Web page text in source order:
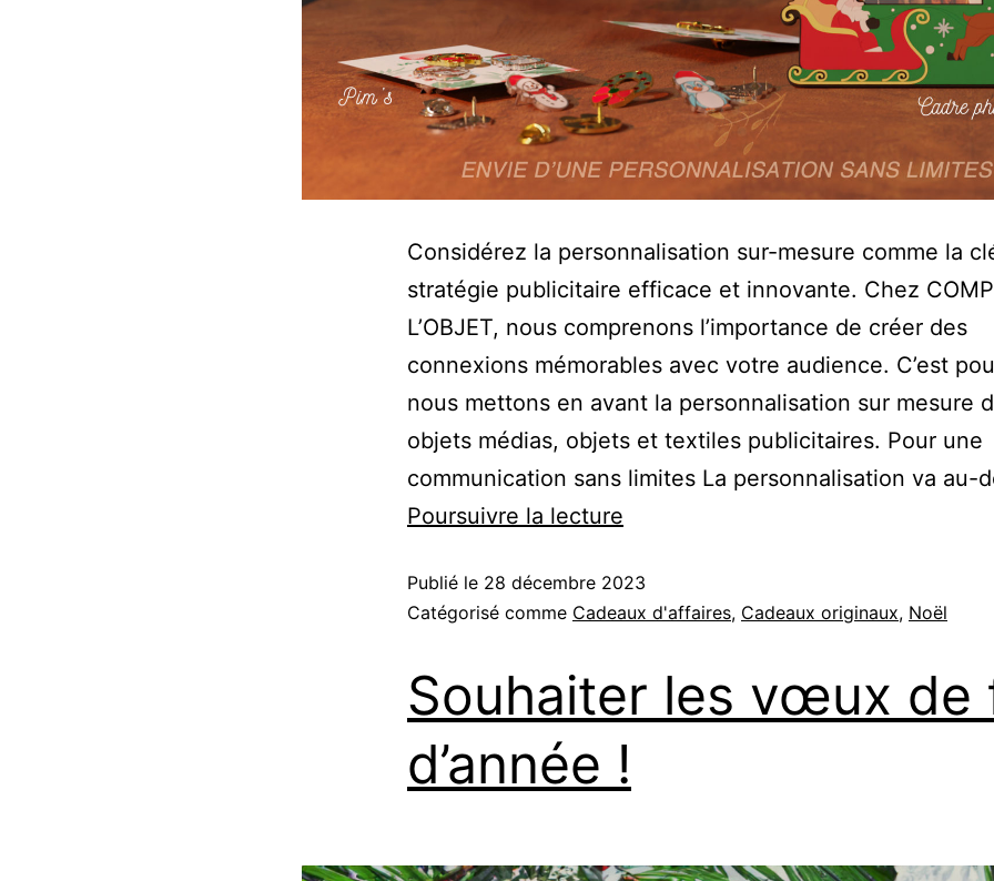
Considérez la personnalisation sur-mesure comme la
stratégie publicitaire efficace et innovante. Chez
L’OBJET, nous comprenons l’importance de créer des
connexions mémorables avec votre audience. C’est
nous mettons en avant la personnalisation sur mesure
objets médias, objets et textiles publicitaires. Pour une
communication sans limites La personnalisation va au-
Poursuivre la lecture
Publié le 28 décembre 2023
Catégorisé comme Cadeaux d'affaires, Cadeaux originaux, Noël
Souhaiter les vœux de
d’année !